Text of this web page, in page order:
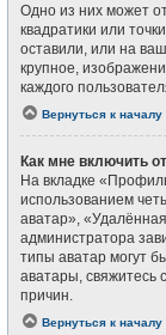
Одно из них может
квадратики или
оставили, или на
крупное,
каждого
Вернуться к началу
Как мне включить
На вкладке
использованием
аватар»,
администратора
типы аватар могут
аватары, свяжитесь
причин.
Вернуться к началу